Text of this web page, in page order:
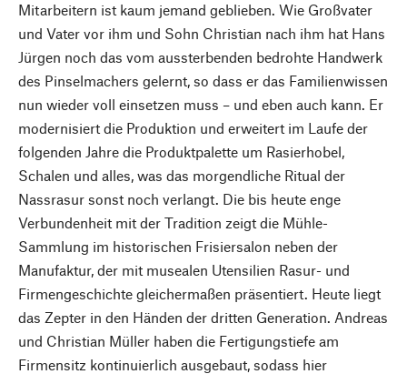
Mitarbeitern ist kaum jemand geblieben. Wie Großvater
und Vater vor ihm und Sohn Christian nach ihm hat Hans
Jürgen noch das vom aussterbenden bedrohte Handwerk
des Pinselmachers gelernt, so dass er das Familienwissen
nun wieder voll einsetzen muss – und eben auch kann. Er
modernisiert die Produktion und erweitert im Laufe der
folgenden Jahre die Produktpalette um Rasierhobel,
Schalen und alles, was das morgendliche Ritual der
Nassrasur sonst noch verlangt. Die bis heute enge
Verbundenheit mit der Tradition zeigt die Mühle-
Sammlung im historischen Frisiersalon neben der
Manufaktur, der mit musealen Utensilien Rasur- und
Firmengeschichte gleichermaßen präsentiert. Heute liegt
das Zepter in den Händen der dritten Generation. Andreas
und Christian Müller haben die Fertigungstiefe am
Firmensitz kontinuierlich ausgebaut, sodass hier